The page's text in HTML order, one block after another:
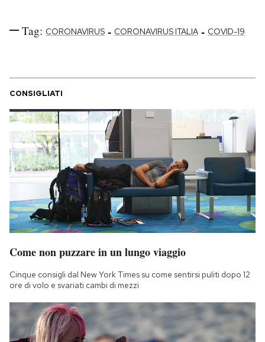
Tag: CORONAVIRUS - CORONAVIRUS ITALIA - COVID-19
CONSIGLIATI
Come non puzzare in un lungo viaggio
Cinque consigli dal New York Times su come sentirsi puliti dopo 12
ore di volo e svariati cambi di mezzi